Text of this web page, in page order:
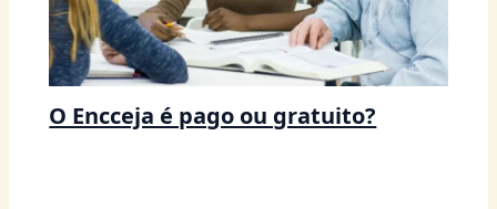
O Encceja é pago ou gratuito?